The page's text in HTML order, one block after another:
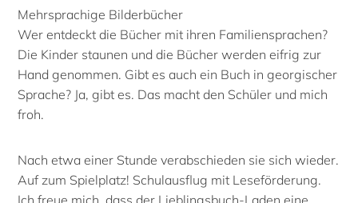
Mehrsprachige Bilderbücher
Wer entdeckt die Bücher mit ihren Familiensprachen?
Die Kinder staunen und die Bücher werden eifrig zur
Hand genommen. Gibt es auch ein Buch in georgischer
Sprache? Ja, gibt es. Das macht den Schüler und mich
froh.
Nach etwa einer Stunde verabschieden sie sich wieder.
Auf zum Spielplatz! Schulausflug mit Leseförderung.